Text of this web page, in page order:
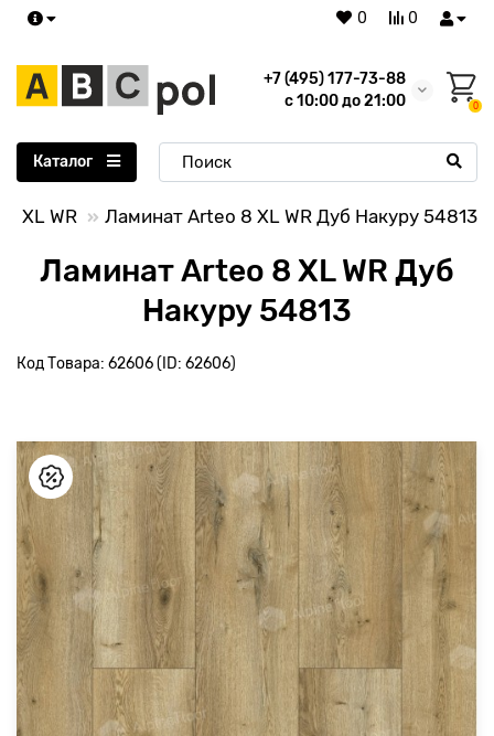
0
0
+7 (495) 177-73-88
с 10:00 до 21:00
0
Каталог
XL WR Ламинат Arteo 8 XL WR Дуб Накуру 54813
Ламинат Arteo 8 XL WR Дуб
Накуру 54813
Код Товара: 62606 (ID: 62606)